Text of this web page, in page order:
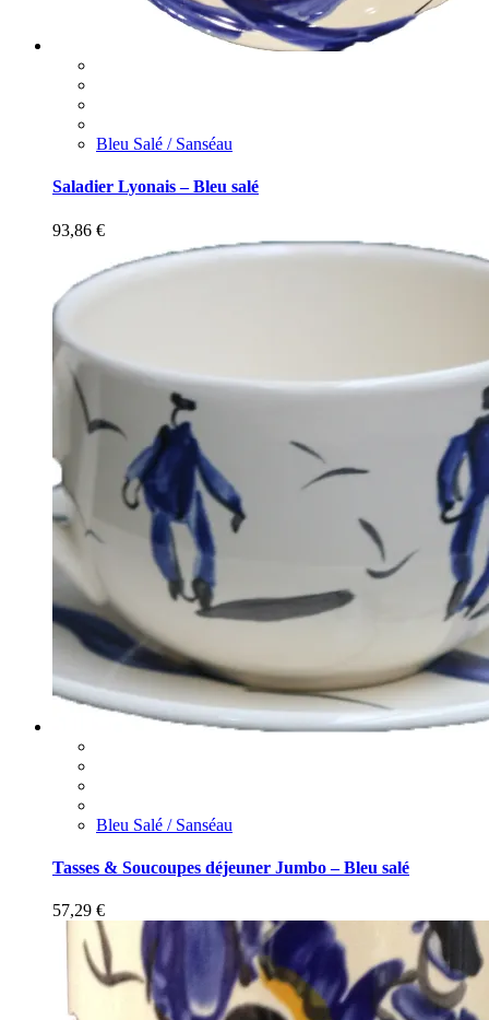
Bleu Salé / Sanséau
Saladier Lyonais – Bleu salé
93,86 €
Bleu Salé / Sanséau
Tasses & Soucoupes déjeuner Jumbo – Bleu salé
57,29 €